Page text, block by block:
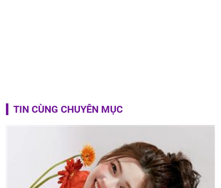
TIN CÙNG CHUYÊN MỤC